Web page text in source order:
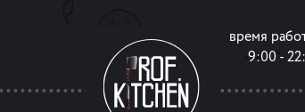
время
9:00 -